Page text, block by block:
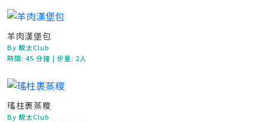
羊肉漢堡包
By 靚太Club
時間:45 分鐘 | 份量: 2人
瑤柱裹蒸糭
By 靚太Club